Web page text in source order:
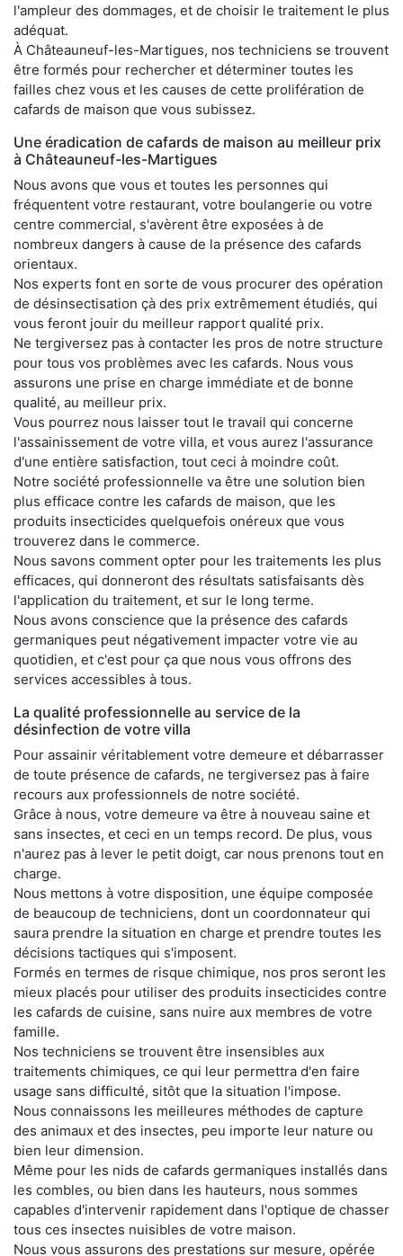
l'ampleur des dommages, et de choisir le traitement le plus
adéquat.
À Châteauneuf-les-Martigues, nos techniciens se trouvent
être formés pour rechercher et déterminer toutes les
failles chez vous et les causes de cette prolifération de
cafards de maison que vous subissez.
Une éradication de cafards de maison au meilleur prix
à Châteauneuf-les-Martigues
Nous avons que vous et toutes les personnes qui
fréquentent votre restaurant, votre boulangerie ou votre
centre commercial, s'avèrent être exposées à de
nombreux dangers à cause de la présence des cafards
orientaux.
Nos experts font en sorte de vous procurer des opération
de désinsectisation çà des prix extrêmement étudiés, qui
vous feront jouir du meilleur rapport qualité prix.
Ne tergiversez pas à contacter les pros de notre structure
pour tous vos problèmes avec les cafards. Nous vous
assurons une prise en charge immédiate et de bonne
qualité, au meilleur prix.
Vous pourrez nous laisser tout le travail qui concerne
l'assainissement de votre villa, et vous aurez l'assurance
d'une entière satisfaction, tout ceci à moindre coût.
Notre société professionnelle va être une solution bien
plus efficace contre les cafards de maison, que les
produits insecticides quelquefois onéreux que vous
trouverez dans le commerce.
Nous savons comment opter pour les traitements les plus
efficaces, qui donneront des résultats satisfaisants dès
l'application du traitement, et sur le long terme.
Nous avons conscience que la présence des cafards
germaniques peut négativement impacter votre vie au
quotidien, et c'est pour ça que nous vous offrons des
services accessibles à tous.
La qualité professionnelle au service de la
désinfection de votre villa
Pour assainir véritablement votre demeure et débarrasser
de toute présence de cafards, ne tergiversez pas à faire
recours aux professionnels de notre société.
Grâce à nous, votre demeure va être à nouveau saine et
sans insectes, et ceci en un temps record. De plus, vous
n'aurez pas à lever le petit doigt, car nous prenons tout en
charge.
Nous mettons à votre disposition, une équipe composée
de beaucoup de techniciens, dont un coordonnateur qui
saura prendre la situation en charge et prendre toutes les
décisions tactiques qui s'imposent.
Formés en termes de risque chimique, nos pros seront les
mieux placés pour utiliser des produits insecticides contre
les cafards de cuisine, sans nuire aux membres de votre
famille.
Nos techniciens se trouvent être insensibles aux
traitements chimiques, ce qui leur permettra d'en faire
usage sans difficulté, sitôt que la situation l'impose.
Nous connaissons les meilleures méthodes de capture
des animaux et des insectes, peu importe leur nature ou
bien leur dimension.
Même pour les nids de cafards germaniques installés dans
les combles, ou bien dans les hauteurs, nous sommes
capables d'intervenir rapidement dans l'optique de chasser
tous ces insectes nuisibles de votre maison.
Nous vous assurons des prestations sur mesure, opérée